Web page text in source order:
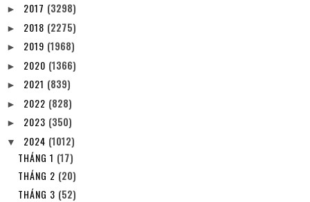
► 2017 (3298)
► 2018 (2275)
► 2019 (1968)
► 2020 (1366)
► 2021 (839)
► 2022 (828)
► 2023 (350)
▼ 2024 (1012)
THÁNG 1 (17)
THÁNG 2 (20)
THÁNG 3 (52)